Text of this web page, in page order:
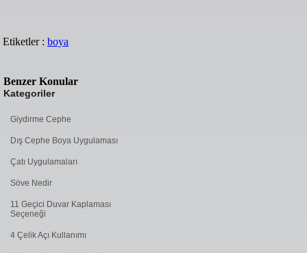
Etiketler : boya
Benzer Konular
Kategoriler
Giydirme Cephe
Dış Cephe Boya Uygulaması
Çatı Uygulamaları
Söve Nedir
11 Geçici Duvar Kaplaması
Seçeneği
4 Çelik Açı Kullanımı